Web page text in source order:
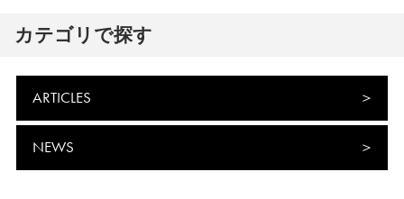
カテゴリで探す
ARTICLES
NEWS